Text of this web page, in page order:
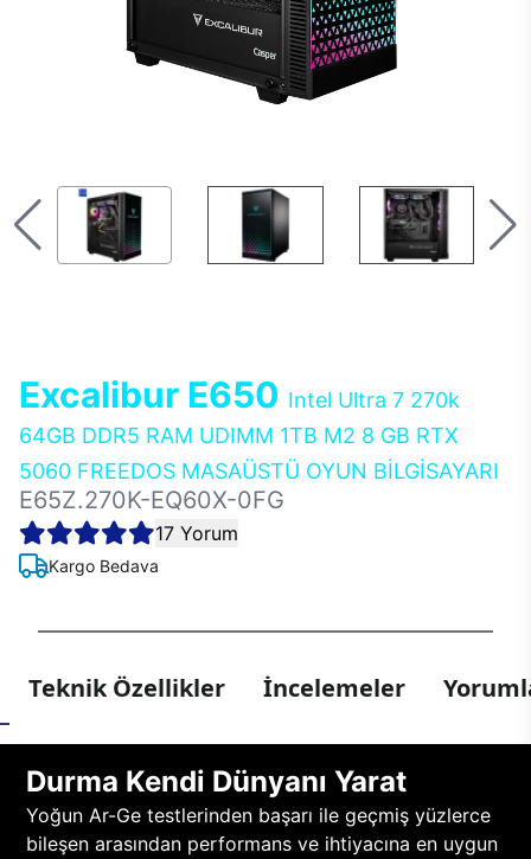
Excalibur E650 Intel Ultra 7 270k
64GB DDR5 RAM UDIMM 1TB M2 8 GB RTX
5060 FREEDOS MASAÜSTÜ OYUN BİLGİSAYARI
E65Z.270K-EQ60X-0FG
17 Yorum
Kargo Bedava
Teknik Özellikler İncelemeler
Durma Kendi Dünyanı Yarat
Yoğun Ar-Ge testlerinden başarı ile geçmiş yüzlerce
bileşen arasından performans ve ihtiyacına en uygun